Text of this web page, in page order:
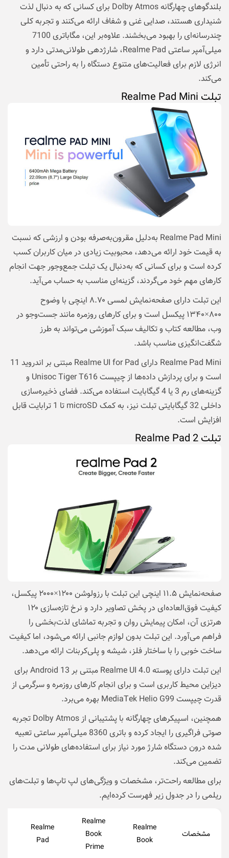
بلندگوهای چهارگانه Dolby Atmos برای کسانی که به دنبال لذت
شنیداری هستند، صدایی غنی و شفاف ارائه می‌کنند و تجربه کلی
چندرسانه‌ای را بهبود می‌بخشند. علاوه‌بر این، مگاباتری 7100
میلی‌آمپر ساعتی Realme Pad، شارژدهی طولانی‌مدتی دارد و
انرژی لازم برای فعالیت‌های متنوع دستگاه را به راحتی تأمین
می‌کند.
تبلت Realme Pad Mini
Realme Pad Mini به‌دلیل مقرون‌به‌صرفه بودن و ارزشی که نسبت
به قیمت خود ارائه می‌دهد، محبوبیت زیادی در میان کاربران کسب
کرده است و برای کسانی که به‌دنبال یک تبلت جمع‌و‌جور جهت انجام
کارهای مهم خود می‌گردند، گزینه‌ای مناسب به حساب می‌آید.
این تبلت دارای صفحه‌نمایش لمسی ۸.۷۰ اینچی با وضوح
۸۰۰×۱۳۴۰ پیکسل است و برای کارهای روزمره مانند جست‌وجو در
وب، مطالعه کتاب و تکالیف سبک آموزشی می‌تواند به طرز
شگفت‌انگیزی مناسب باشد.
Realme Pad Mini دارای Realme UI for Pad مبتنی بر اندروید 11
است و برای پردازش داده‌ها از چیپست Unisoc Tiger T616 و
گزینه‌های رم 3 یا 4 گیگابایت استفاده می‌کند. فضای ذخیره‌سازی
داخلی 32 گیگابایتی تبلت نیز، به کمک microSD تا 1 ترابایت قابل
افزایش است.
تبلت Realme Pad 2
صفحه‌نمایش ۱۱.۵ اینچی این تبلت با رزولوشن ۱۲۰۰×۲۰۰۰ پیکسل،
کیفیت فوق‌العاده‌ای در پخش تصاویر دارد و نرخ تازه‌سازی ۱۲۰
هرتزی آن، امکان پیمایش روان و تجربه تماشای لذت‌بخشی را
فراهم می‌آورد. این تبلت بدون لوازم جانبی ارائه می‌شود، اما کیفیت
ساخت خوبی را با ساختار فلز، شیشه و پلی‌کربنات ارائه می‌دهد.
این تبلت دارای پوسته Realme UI 4.0 مبتنی بر Android 13 برای
دیزاین محیط کاربری است و برای انجام کارهای روزمره و سرگرمی از
قدرت چیپست MediaTek Helio G99 بهره می‌برد.
همچنین، اسپیکرهای چهارگانه با پشتیبانی از Dolby Atmos تجربه‌
صوتی فراگیری را ایجاد کرده و باتری 8360 میلی‌آمپر ساعتی تعبیه
شده درون دستگاه شارژ مورد نیاز برای استفاده‌های طولانی‌‌ مدت را
تضمین‌ می‌کند.
برای مطالعه راحت‌تر، مشخصات و ویژگی‌های لپ تاپ‌ها و تبلت‌های
ریلمی را در جدول زیر فهرست کرده‌‌ایم.
مشخصات
Realme
Book
Realme
Book
Prime
Realme
Pad